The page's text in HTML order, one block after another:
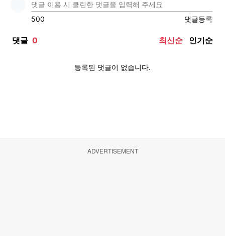
ADVERTISEMENT